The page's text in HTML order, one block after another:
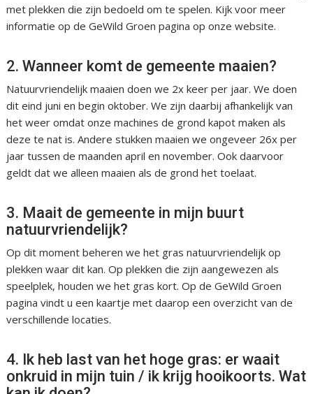
met plekken die zijn bedoeld om te spelen. Kijk voor meer
informatie op de GeWild Groen pagina op onze website.
2. Wanneer komt de gemeente maaien?
Natuurvriendelijk maaien doen we 2x keer per jaar. We doen
dit eind juni en begin oktober. We zijn daarbij afhankelijk van
het weer omdat onze machines de grond kapot maken als
deze te nat is. Andere stukken maaien we ongeveer 26x per
jaar tussen de maanden april en november. Ook daarvoor
geldt dat we alleen maaien als de grond het toelaat.
3. Maait de gemeente in mijn buurt
natuurvriendelijk?
Op dit moment beheren we het gras natuurvriendelijk op
plekken waar dit kan. Op plekken die zijn aangewezen als
speelplek, houden we het gras kort. Op de GeWild Groen
pagina vindt u een kaartje met daarop een overzicht van de
verschillende locaties.
4. Ik heb last van het hoge gras: er waait
onkruid in mijn tuin / ik krijg hooikoorts. Wat